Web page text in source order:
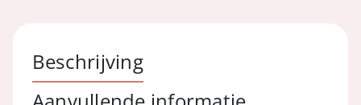
Beschrijving